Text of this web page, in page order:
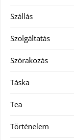
Szállás
Szolgáltatás
Szórakozás
Táska
Tea
Történelem